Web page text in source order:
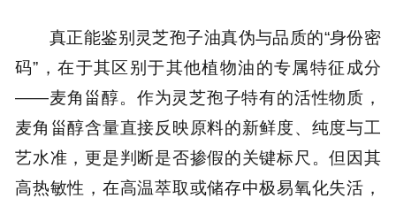
真正能鉴别灵芝孢子油真伪与品质的“身份密
码”，在于其区别于其他植物油的专属特征成分
——麦角甾醇。作为灵芝孢子特有的活性物质，
麦角甾醇含量直接反映原料的新鲜度、纯度与工
艺水准，更是判断是否掺假的关键标尺。但因其
高热敏性，在高温萃取或储存中极易氧化失活，